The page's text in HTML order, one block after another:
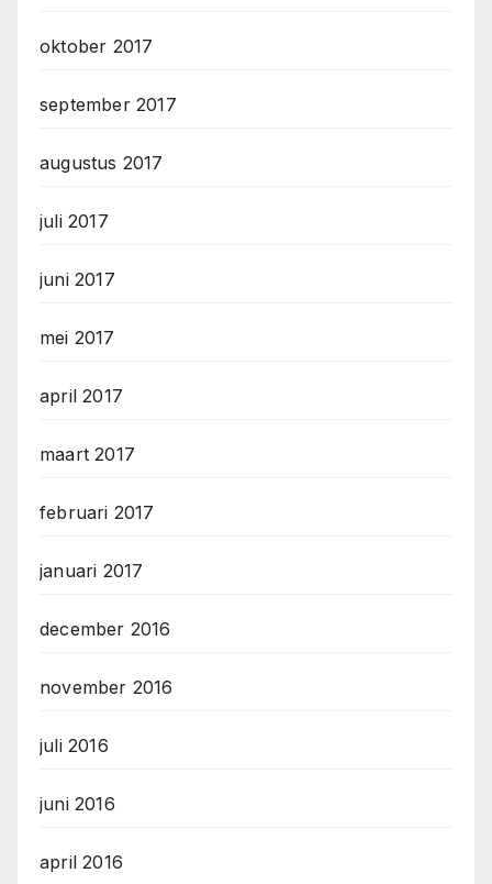
oktober 2017
september 2017
augustus 2017
juli 2017
juni 2017
mei 2017
april 2017
maart 2017
februari 2017
januari 2017
december 2016
november 2016
juli 2016
juni 2016
april 2016